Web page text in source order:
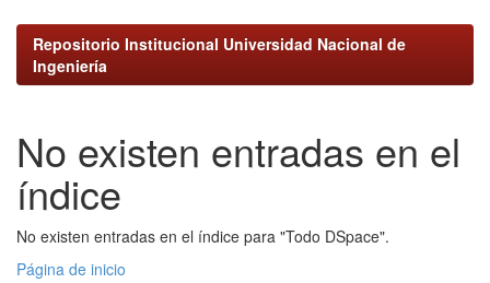
Repositorio Institucional Universidad Nacional de
Ingeniería
No existen entradas en el
índice
No existen entradas en el índice para "Todo DSpace".
Página de inicio